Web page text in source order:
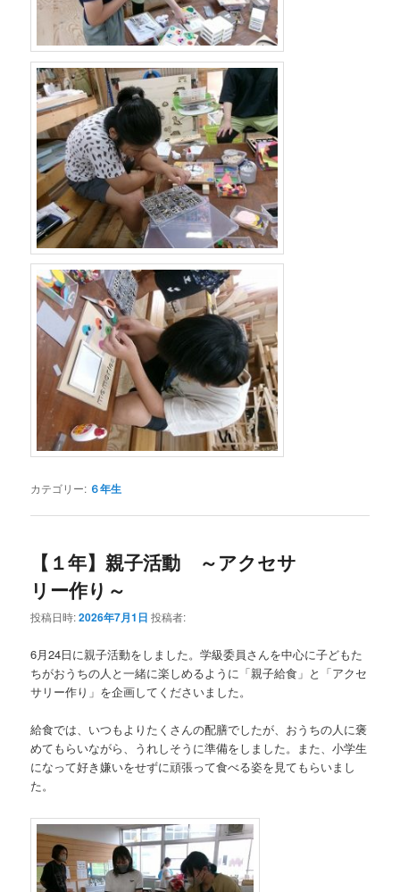
カテゴリー: ６年生
【１年】親子活動 ～アクセサ
リー作り～
投稿日時:2026年7月1日 投稿者:
6月24日に親子活動をしました。学級委員さんを中心に子どもた
ちがおうちの人と一緒に楽しめるように「親子給食」と「アクセ
サリー作り」を企画してくださいました。
給食では、いつもよりたくさんの配膳でしたが、おうちの人に褒
めてもらいながら、うれしそうに準備をしました。また、小学生
になって好き嫌いをせずに頑張って食べる姿を見てもらいまし
た。